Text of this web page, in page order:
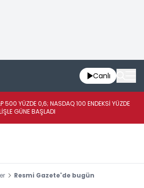
Canlı
500 YÜZDE 0,6; NASDAQ 100 ENDEKSİ YÜZDE
GÜNE BAŞLADI
Resmi Gazete'de bugün